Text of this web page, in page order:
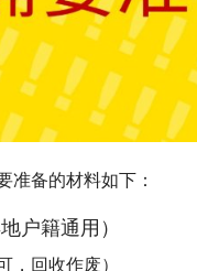
准备的材料如下：
户籍通用）
，回收作废）